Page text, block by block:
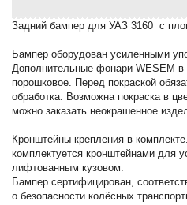
Задний бампер для УАЗ 3160 с
Бампер оборудован усиленными
Дополнительные фонари WESEM в
порошковое. Перед покраской
обработка. Возможна покраска в
можно заказать неокрашенное
Кронштейны крепления в
комплектуется кронштейнами для
лифтованным кузовом.
Бампер сертифицирован,
о безопасности колёсных